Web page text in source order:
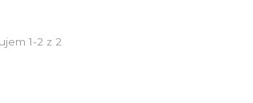
1-2 z 2